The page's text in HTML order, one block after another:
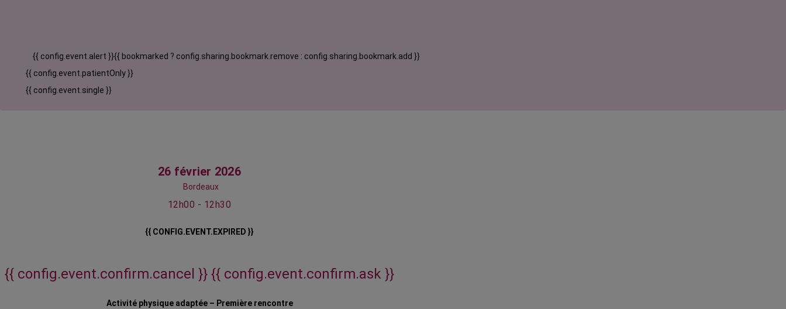
{{ config.event.alert }}{{ bookmarked ? config.sharing.bookmark.remove : config.sharing.bookmark.add }}
{{ config.event.patientOnly }}
{{ config.event.single }}
26 février 2026
Bordeaux
12h00 - 12h30
{{ CONFIG.EVENT.EXPIRED }}
{{ config.event.confirm.cancel }} {{ config.event.confirm.ask }}
Activité physique adaptée – Première rencontre